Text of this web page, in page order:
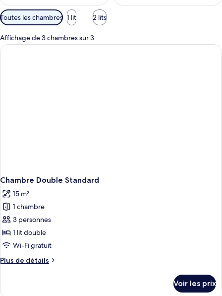
Filtres
disponibles
pour
les
Toutes les chambres 1 lit 2 lits
Affichage de 3 chambres sur 3
Chambre Double Standard
15 m²
1 chambre
3 personnes
1 lit double
Wi-Fi gratuit
Plus de détails
Plus
Voir les prix